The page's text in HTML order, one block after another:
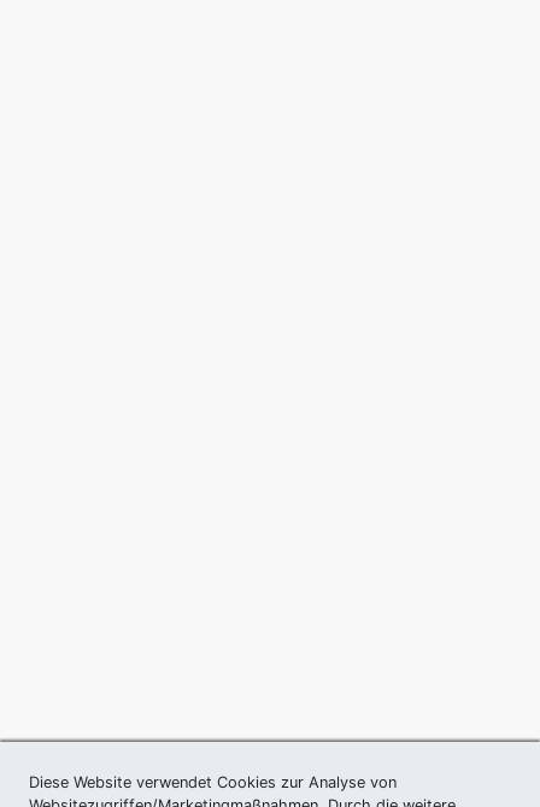
Diese Website verwendet Cookies zur Analyse von